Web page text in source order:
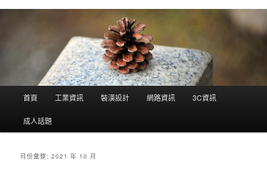
單
首頁 工業資訊 裝潢設計 網路資訊 3C資訊
成人話題
月份彙整:2021 年 10 月